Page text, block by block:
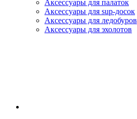
Аксессуары для палаток
Аксессуары для sup-досок
Аксессуары для ледобуров
Аксессуары для эхолотов